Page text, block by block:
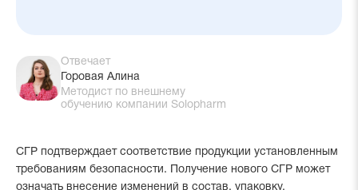
СГР подтверждает соответствие продукции установленным
требованиям безопасности. Получение нового СГР может
означать внесение изменений в состав, упаковку,
Отвечает
Горовая Алина
Методист по внешнему
обучению компании Solopharm